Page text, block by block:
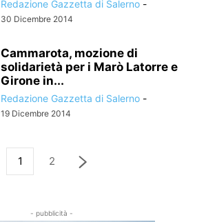
Redazione Gazzetta di Salerno -
30 Dicembre 2014
Cammarota, mozione di
solidarietà per i Marò Latorre e
Girone in...
Redazione Gazzetta di Salerno -
19 Dicembre 2014
1 2
- pubblicità -